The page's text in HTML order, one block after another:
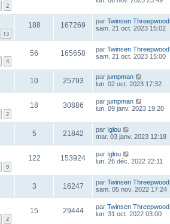
2
13
188 167269 par Twinsen Threepwood
sam. 21 oct. 2023 15:02
4
56 165658 par Twinsen Threepwood
sam. 21 oct. 2023 15:00
10 25793 par jumpman
lun. 02 oct. 2023 17:32
2
18 30886 par jumpman
lun. 09 janv. 2023 19:20
5 21842 par Iglou
mar. 03 janv. 2023 12:18
9
122 153924 par Iglou
lun. 26 déc. 2022 22:11
3 16247 par Twinsen Threepwood
sam. 05 nov. 2022 17:24
2
15 29444 par Twinsen Threepwood
lun. 31 oct. 2022 03:00